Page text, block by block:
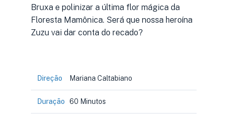
Bruxa e polinizar a última flor mágica da
Floresta Mamônica. Será que nossa heroína
Zuzu vai dar conta do recado?
Direção Mariana Caltabiano
Duração 60 Minutos